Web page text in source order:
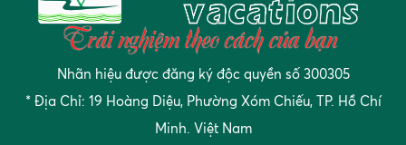
nên biết khi đến du lịch Hàn
Quốc vào mùa thu
Thứ tư, 05:07 31/07/2019
Nhãn hiệu được đăng ký độc quyền số 300305
* Địa Chỉ: 19 Hoàng Diệu, Phường Xóm Chiếu, TP. Hồ Chí
Minh. Việt Nam